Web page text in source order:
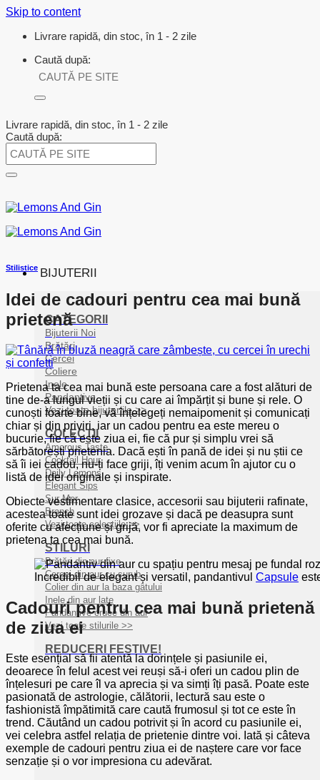
Skip to content
Livrare rapidă, din stoc, în 1 - 2 zile
Caută după:
Livrare rapidă, din stoc, în 1 - 2 zile
Caută după:
BIJUTERII
CATEGORII
Bijuterii Noi
Brățări
Cercei
Coliere
Inele
Pandantive
Vezi toate bijuteriile >>
COLECȚII
Amorous Taste
Cocktail Hour
Daily Lemons
Elegant Sips
Sur Mer
Branch
Vezi toate colecțiile >>
STILURI
Brățări din aur fixe
Cercei din aur cu șurub
Colier din aur la baza gâtului
Inele din aur late
Pandantive cruce din aur
Vezi toate stilurile >>
REDUCERI FESTIVE!
Stilistice
Idei de cadouri pentru cea mai bună
prietenă
Prietena ta cea mai bună este persoana care a fost alături de
tine de-a lungul vieții și cu care ai împărțit și bune și rele. O
cunoști foarte bine, vă înțelegeți nemaipomenit și comunicați
chiar și din priviri, iar un cadou pentru ea este mereu o
bucurie, fie că este ziua ei, fie că pur și simplu vrei să
sărbătorești prietenia. Dacă ești în pană de idei și nu știi ce
să îi iei cadou, nu-ți face griji, îți venim acum în ajutor cu o
listă de idei originale și inspirate.
Obiecte vestimentare clasice, accesorii sau bijuterii rafinate,
acestea toate sunt idei grozave și dacă pe deasupra sunt
oferite cu afecțiune și grijă, vor fi apreciate la maximum de
prietena ta cea mai bună.
Incredibil de elegant și versatil, pandantivul Capsule
Cadouri pentru cea mai bună prietenă
de ziua ei
Este esențial să fii atentă la dorințele și pasiunile ei,
deoarece în felul acest vei reuși să-i oferi un cadou plin de
înțelesuri pe care îl va aprecia și va simți îți pasă. Poate este
pasionată de astrologie, călătorii, lectură sau este o
fashionistă împătimită care caută frumosul și tot ce este în
trend. Căutând un cadou potrivit și în acord cu pasiunile ei,
vei celebra astfel relația de prietenie dintre voi. Iată și câteva
exemple de cadouri pentru ziua ei de naștere care vor face
senzație și o vor impresiona cu adevărat.